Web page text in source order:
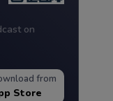
on
from
Store